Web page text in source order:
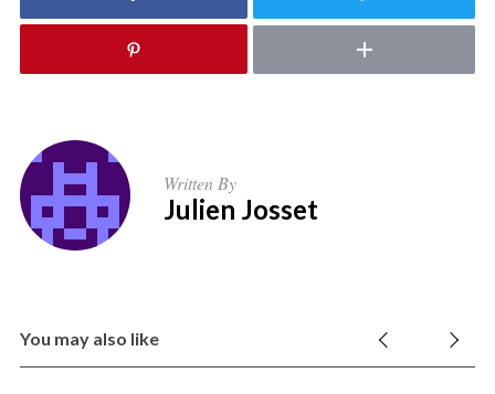
Written By
Julien Josset
You may also like